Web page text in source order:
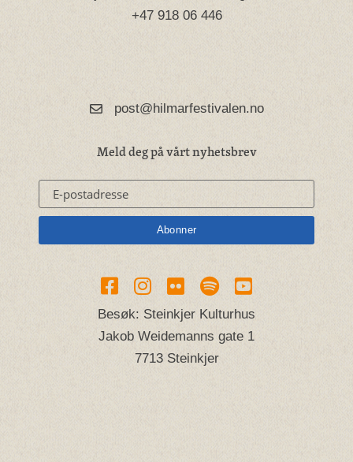
+47 918 06 446
post@hilmarfestivalen.no
Meld deg på vårt nyhetsbrev
Besøk: Steinkjer Kulturhus
Jakob Weidemanns gate 1
7713 Steinkjer